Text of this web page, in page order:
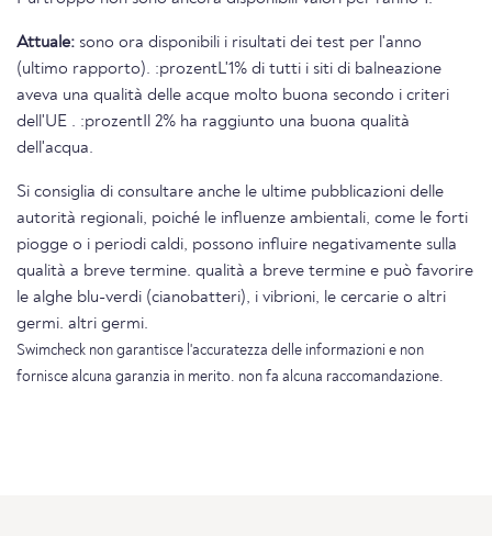
Attuale: sono ora disponibili i risultati dei test per l'anno
(ultimo rapporto). :prozentL'1% di tutti i siti di balneazione
aveva una qualità delle acque molto buona secondo i criteri
dell'UE . :prozentIl 2% ha raggiunto una buona qualità
dell'acqua.
Si consiglia di consultare anche le ultime pubblicazioni delle
autorità regionali, poiché le influenze ambientali, come le forti
piogge o i periodi caldi, possono influire negativamente sulla
qualità a breve termine. qualità a breve termine e può favorire
le alghe blu-verdi (cianobatteri), i vibrioni, le cercarie o altri
germi. altri germi.
Swimcheck non garantisce l'accuratezza delle informazioni e non
fornisce alcuna garanzia in merito. non fa alcuna raccomandazione.